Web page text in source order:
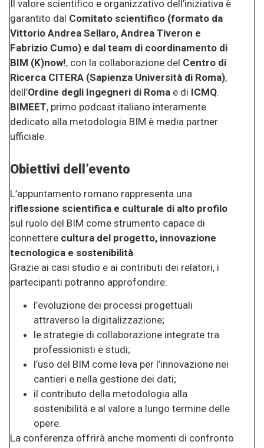
Il valore scientifico e organizzativo dell’iniziativa è
garantito dal Comitato scientifico (formato da
Vittorio Andrea Sellaro, Andrea Tiveron e
Fabrizio Cumo) e dal team di coordinamento di
BIM (K)now!, con la collaborazione del Centro di
Ricerca CITERA (Sapienza Università di Roma),
dell’Ordine degli Ingegneri di Romae di ICMQ.
BIMEET, primo podcast italiano interamente
dedicato alla metodologia BIM è media partner
ufficiale.
Obiettivi dell’evento
L’appuntamento romano rappresenta una
riflessione scientifica e culturale di alto profilo
sul ruolo del BIM come strumento capace di
connettere cultura del progetto, innovazione
tecnologica e sostenibilità.
Grazie ai casi studio e ai contributi dei relatori, i
partecipanti potranno approfondire:
l’evoluzione dei processi progettuali
attraverso la digitalizzazione;
le strategie di collaborazione integrate tra
professionisti e studi;
l’uso del BIM come leva per l’innovazione nei
cantieri e nella gestione dei dati;
il contributo della metodologia alla
sostenibilità e al valore a lungo termine delle
opere.
La conferenza offrirà anche momenti di confronto